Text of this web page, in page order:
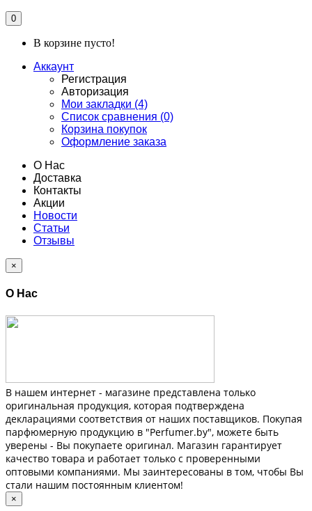
0
В корзине пусто!
Аккаунт
Регистрация
Авторизация
Мои закладки (4)
Список сравнения (0)
Корзина покупок
Оформление заказа
О Нас
Доставка
Контакты
Акции
Новости
Статьи
Отзывы
×
О Нас
В нашем интернет - магазине представлена только
оригинальная продукция, которая подтверждена
декларациями соответствия от наших поставщиков. Покупая
парфюмерную продукцию в "Perfumer.by", можете быть
уверены - Вы покупаете оригинал. Магазин гарантирует
качество товара и работает только с проверенными
оптовыми компаниями. Мы заинтересованы в том, чтобы Вы
стали нашим постоянным клиентом!
×